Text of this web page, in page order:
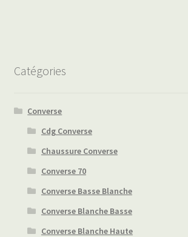
Catégories
Converse
Cdg Converse
Chaussure Converse
Converse 70
Converse Basse Blanche
Converse Blanche Basse
Converse Blanche Haute